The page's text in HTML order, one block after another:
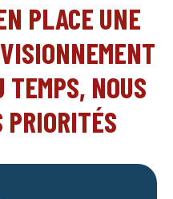
PLACE UNE
TEMPS, NOUS
PRIORITÉS